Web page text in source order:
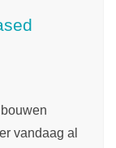
vandaag al